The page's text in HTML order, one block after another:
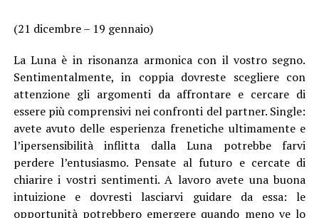
(21 dicembre – 19 gennaio)
La Luna è in risonanza armonica con il vostro segno.
Sentimentalmente, in coppia dovreste scegliere con
attenzione gli argomenti da affrontare e cercare di
essere più comprensivi nei confronti del partner. Single:
avete avuto delle esperienza frenetiche ultimamente e
l’ipersensibilità inflitta dalla Luna potrebbe farvi
perdere l’entusiasmo. Pensate al futuro e cercate di
chiarire i vostri sentimenti. A lavoro avete una buona
intuizione e dovresti lasciarvi guidare da essa: le
opportunità potrebbero emergere quando meno ve lo